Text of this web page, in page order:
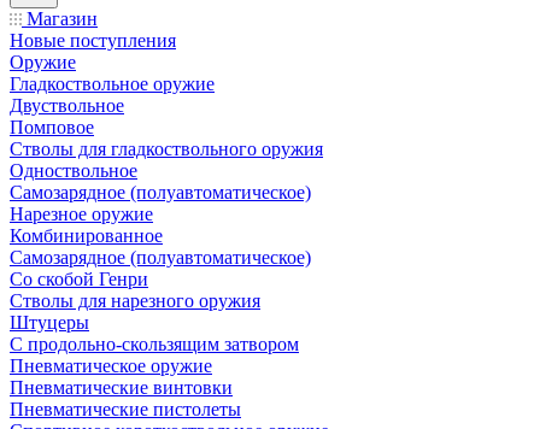
Магазин
Новые поступления
Оружие
Гладкоствольное оружие
Двуствольное
Помповое
Стволы для гладкоствольного оружия
Одноствольное
Самозарядное (полуавтоматическое)
Нарезное оружие
Комбинированное
Самозарядное (полуавтоматическое)
Со скобой Генри
Стволы для нарезного оружия
Штуцеры
С продольно-скользящим затвором
Пневматическое оружие
Пневматические винтовки
Пневматические пистолеты